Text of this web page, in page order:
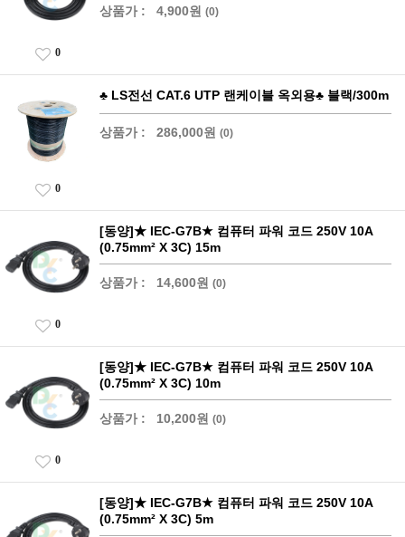
상품가 : 4,900원 (0)
0
♣ LS전선 CAT.6 UTP 랜케이블 옥외용♣ 블랙/300m
상품가 : 286,000원 (0)
0
[동양]★ IEC-G7B★ 컴퓨터 파워 코드 250V 10A
(0.75mm² X 3C) 15m
상품가 : 14,600원 (0)
0
[동양]★ IEC-G7B★ 컴퓨터 파워 코드 250V 10A
(0.75mm² X 3C) 10m
상품가 : 10,200원 (0)
0
[동양]★ IEC-G7B★ 컴퓨터 파워 코드 250V 10A
(0.75mm² X 3C) 5m